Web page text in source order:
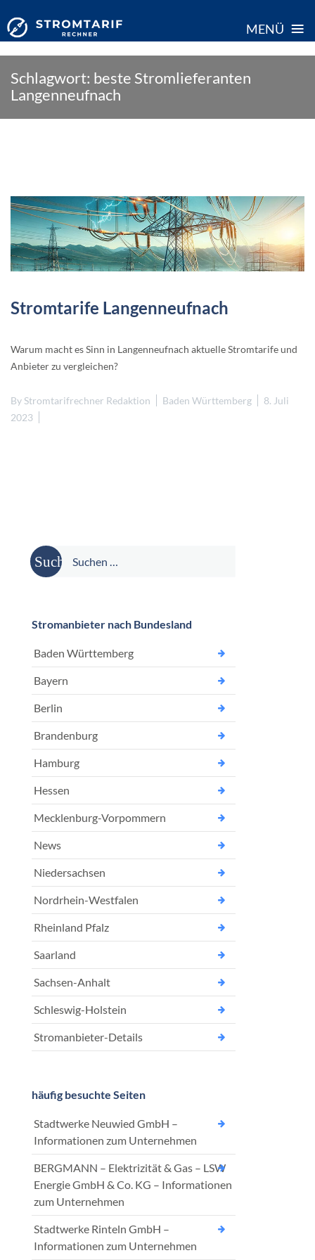
MENÜ ≡
content
Schlagwort: beste Stromlieferanten
Langenneufnach
Stromtarife Langenneufnach
Warum macht es Sinn in Langenneufnach aktuelle Stromtarife und
Anbieter zu vergleichen?
By Stromtarifrechner Redaktion Baden Württemberg
8. Juli
2023
Suche
nach:
Stromanbieter nach Bundesland
Baden Württemberg
Bayern
Berlin
Brandenburg
Hamburg
Hessen
Mecklenburg-Vorpommern
News
Niedersachsen
Nordrhein-Westfalen
Rheinland Pfalz
Saarland
Sachsen-Anhalt
Schleswig-Holstein
Stromanbieter-Details
häufig besuchte Seiten
Stadtwerke Neuwied GmbH –
Informationen zum Unternehmen
BERGMANN – Elektrizität & Gas – LSW
Energie GmbH & Co. KG – Informationen
zum Unternehmen
Stadtwerke Rinteln GmbH –
Informationen zum Unternehmen